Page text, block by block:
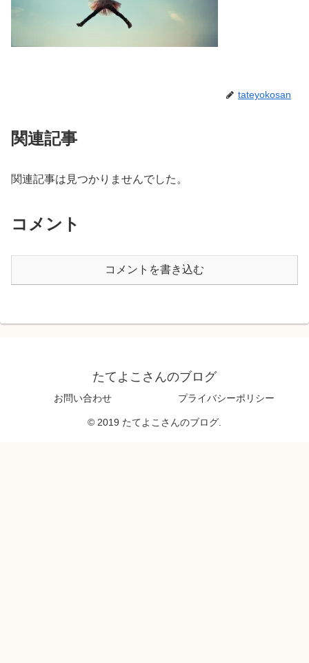
tateyokosan
関連記事
関連記事は見つかりませんでした。
コメント
コメントを書き込む
たてよこさんのブログ
お問い合わせ プライバシーポリシー
© 2019 たてよこさんのブログ.